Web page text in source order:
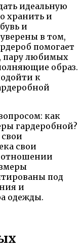
идеальную
хранить и
и
в том,
помогает
пару любимых
образ.
к
как
гардеробной?
свои
отношении
под
и
одежды.